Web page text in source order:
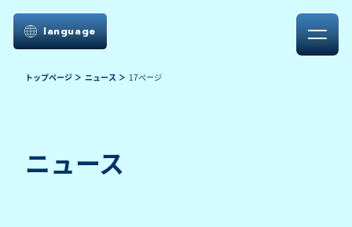
language
トップページ ニュース 17ページ
ニュース